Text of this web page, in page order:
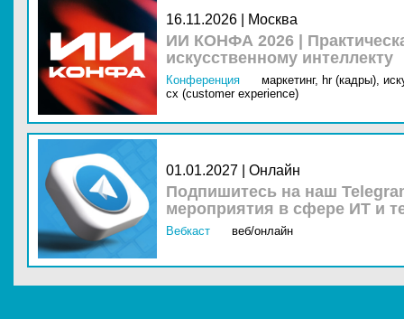
16.11.2026 | Москва
ИИ КОНФА 2026 |
искусственному интеллекту
Конференция маркетинг, hr (кадры),
cx (customer experience)
01.01.2027 | Онлайн
Подпишитесь на наш
мероприятия в сфере ИТ и
Вебкаст веб/онлайн